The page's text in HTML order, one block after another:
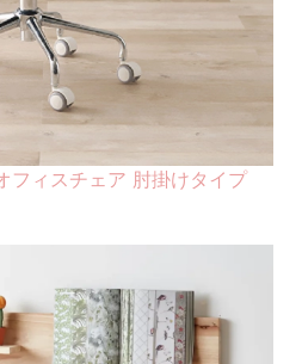
フィスチェア 肘掛けタイプ